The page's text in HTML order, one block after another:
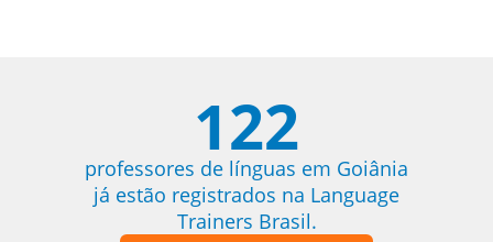
122
professores de línguas em Goiânia
já estão registrados na Language
Trainers Brasil.